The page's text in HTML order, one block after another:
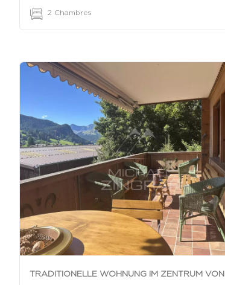
| 2 Chambres
TRADITIONELLE WOHNUNG IM ZENTRUM VON